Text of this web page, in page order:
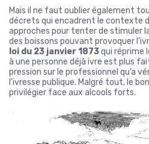
Mais il ne faut oublier également
décrets qui encadrent le contexte
approches pour tenter de stimuler
des boissons pouvant provoquer
loi du 23 janvier 1873qui réprime
à une personne déjà ivre est plus
pression sur le professionnel qu’a
l’ivresse publique. Malgré tout, le
privilégier face aux alcools forts.